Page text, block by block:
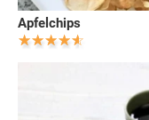
Apfelchips